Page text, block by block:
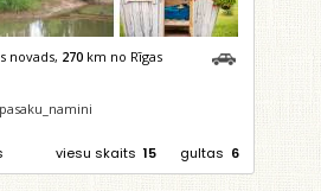
novads, 270km no Rīgas
gultas 6
viesu skaits 15